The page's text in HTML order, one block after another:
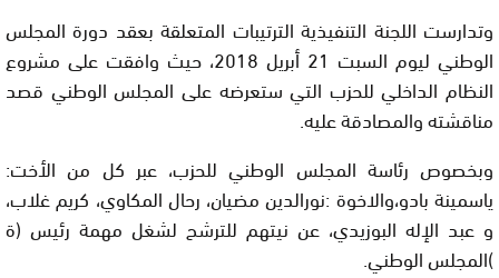
وتدارست اللجنة التنفيذية الترتيبات المتعلقة بعقد دورة المجلس
الوطني ليوم السبت 21 أبريل 2018، حيث وافقت على مشروع
النظام الداخلي للحزب التي ستعرضه على المجلس الوطني قصد
مناقشته والمصادقة عليه.
وبخصوص رئاسة المجلس الوطني للحزب، عبر كل من الأخت:
ياسمينة بادو،والاخوة :نورالدين مضيان، رحال المكاوي، كريم غلاب،
و عبد الإله البوزيدي، عن نيتهم للترشح لشغل مهمة رئيس (ة
)المجلس الوطني.